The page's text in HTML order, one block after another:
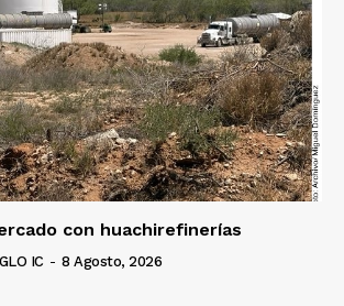
con huachirefinerías
IC - 8 Agosto, 2026